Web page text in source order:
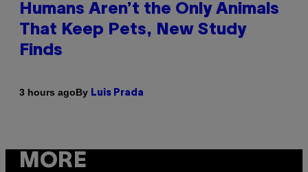
Humans Aren’t the Only Animals
That Keep Pets, New Study
Finds
3 hours agoBy Luis Prada
MORE